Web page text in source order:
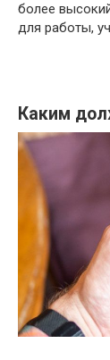
более
для работы,
Каким